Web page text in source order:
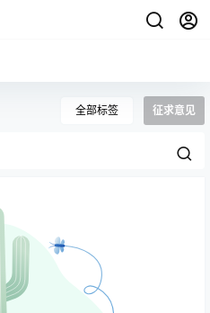
全部标签 征求意见